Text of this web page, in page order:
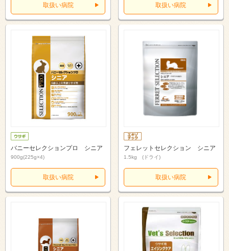
取扱い病院 取扱い病院
バニーセレクションプロ シニア
900g(225g×4)
取扱い病院
フェレットセレクション シニア
1.5kg (ドライ)
取扱い病院